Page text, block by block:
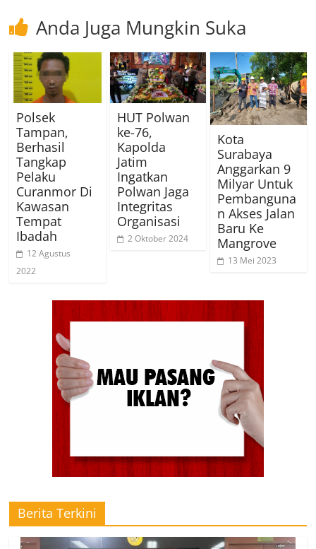
Anda Juga Mungkin Suka
Polsek
Tampan,
Berhasil
Tangkap
Pelaku
Curanmor Di
Kawasan
Tempat
Ibadah
12 Agustus
2022
HUT Polwan
ke-76,
Kapolda
Jatim
Ingatkan
Polwan Jaga
Integritas
Organisasi
2 Oktober 2024
Kota
Surabaya
Anggarkan 9
Milyar Untuk
Pembanguna
n Akses Jalan
Baru Ke
Mangrove
13 Mei 2023
Berita Terkini